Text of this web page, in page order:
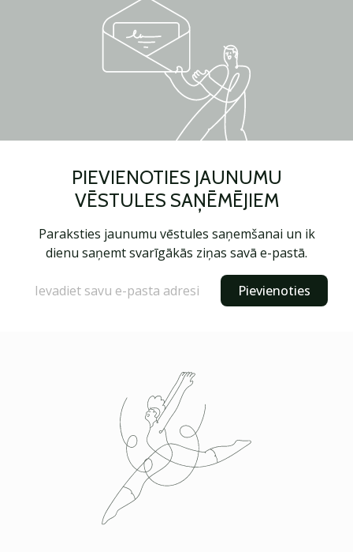
PIEVIENOTIES JAUNUMU
VĒSTULES SAŅĒMĒJIEM
Paraksties jaunumu vēstules saņemšanai un ik
dienu saņemt svarīgākās ziņas savā e-pastā.
Pievienoties